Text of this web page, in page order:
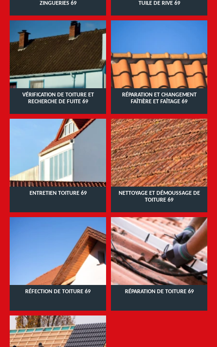
ZINGUERIES 69
TUILE DE RIVE 69
VÉRIFICATION DE TOITURE ET
RECHERCHE DE FUITE 69
RÉPARATION ET CHANGEMENT
FAÎTIÈRE ET FAÎTAGE 69
ENTRETIEN TOITURE 69
NETTOYAGE ET DÉMOUSSAGE DE
TOITURE 69
RÉFECTION DE TOITURE 69 RÉPARATION DE TOITURE 69